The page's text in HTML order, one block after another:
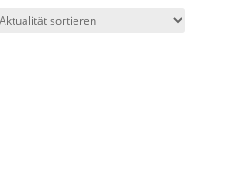
sortiert